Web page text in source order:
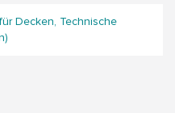
Decken, Technische